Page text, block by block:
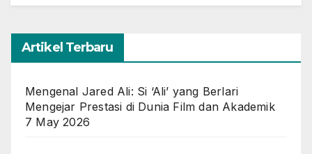
Artikel Terbaru
Mengenal Jared Ali: Si ‘Ali’ yang Berlari
Mengejar Prestasi di Dunia Film dan Akademik
7 May 2026